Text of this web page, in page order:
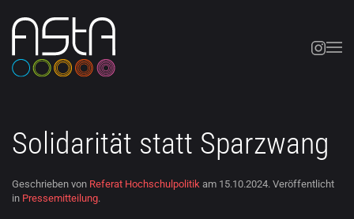
Skip to main content
Solidarität statt Sparzwang
Geschrieben von Referat Hochschulpolitik am 15.10.2024. Veröffentlicht
in Pressemitteilung.